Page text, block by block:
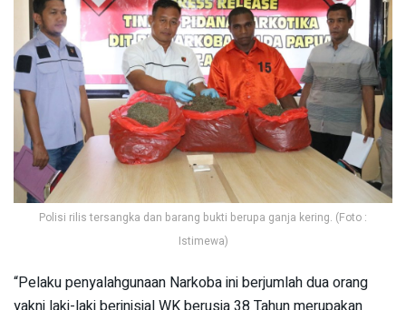
Polisi rilis tersangka dan barang bukti berupa ganja kering. (Foto :
Istimewa)
“Pelaku penyalahgunaan Narkoba ini berjumlah dua orang